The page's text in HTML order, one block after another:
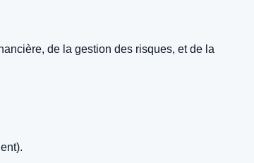
de la gestion des risques, et de la